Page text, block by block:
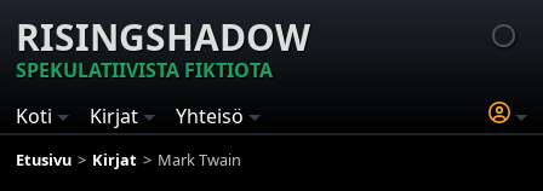
RISINGSHADOW
SPEKULATIIVISTA FIKTIOTA
Koti
Kirjat Yhteisö
Etusivu Kirjat Mark Twain